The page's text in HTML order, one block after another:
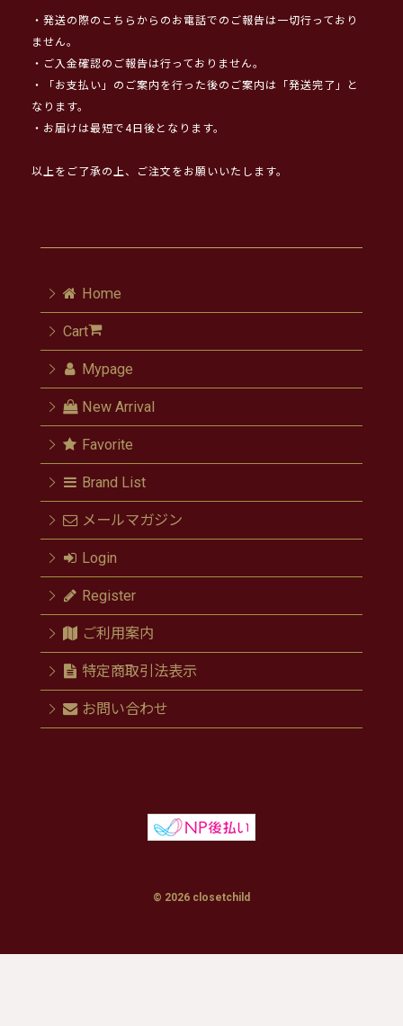
・発送の際のこちらからのお電話でのご報告は一切行っており
ません。
・ご入金確認のご報告は行っておりません。
・「お支払い」のご案内を行った後のご案内は「発送完了」と
なります。
・お届けは最短で4日後となります。
以上をご了承の上、ご注文をお願いいたします。
Home
Cart
Mypage
New Arrival
Favorite
Brand List
メールマガジン
Login
Register
ご利用案内
特定商取引法表示
お問い合わせ
© 2026 closetchild